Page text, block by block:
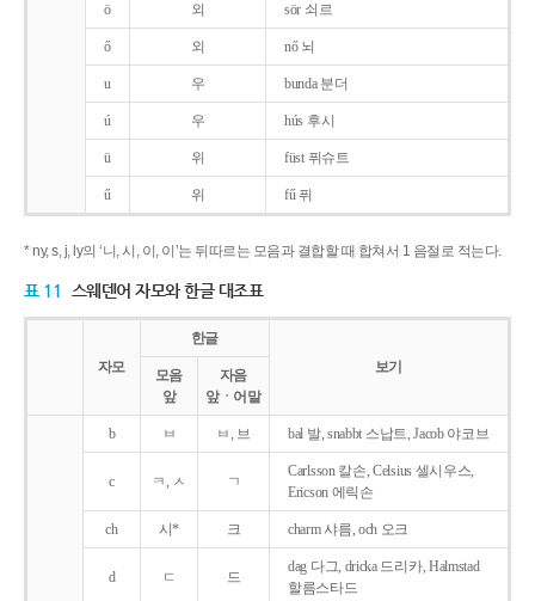
ö 외 sör 쇠르
ő 외 nő 뇌
u 우 bunda 분더
ú 우 hús 후시
ü 위 füst 퓌슈트
ű 위 fű 퓌
* ny, s, j, ly의 ‘니, 시, 이, 이’는 뒤따르는 모음과 결합할 때 합쳐서 1 음절로 적는다.
표 11 스웨덴어 자모와 한글 대조표
자모
한글
보기
모음
앞
자음
앞ㆍ어말
b ㅂ ㅂ, 브 bal 발, snabbt 스납트, Jacob 야코브
c ㅋ, ㅅ ㄱ
Carlsson 칼손, Celsius 셀시우스,
Ericson 에릭손
ch 시* 크 charm 샤름, och 오크
d ㄷ 드
dag 다그, dricka 드리카, Halmstad
할름스타드